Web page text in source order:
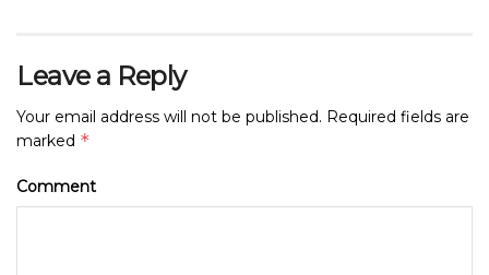
Leave a Reply
Your email address will not be published. Required fields are
marked *
Comment